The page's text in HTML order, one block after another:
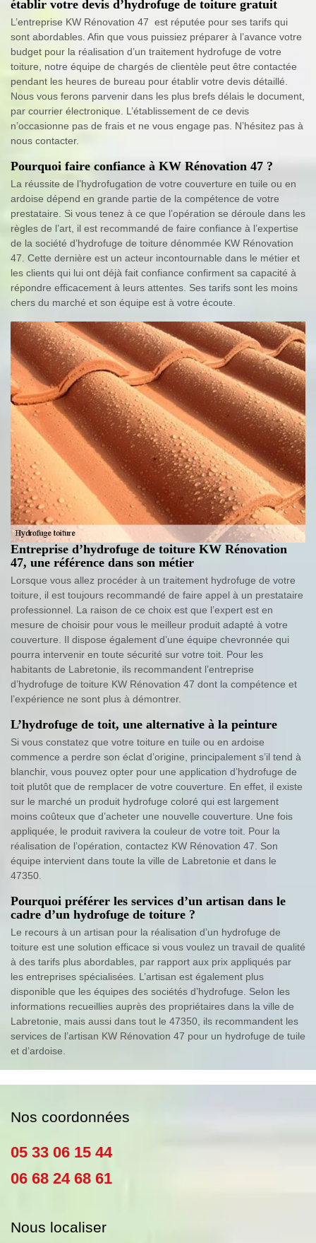
établir votre devis d’hydrofuge de toiture gratuit
L’entreprise KW Rénovation 47 est réputée pour ses tarifs qui
sont abordables. Afin que vous puissiez préparer à l’avance votre
budget pour la réalisation d’un traitement hydrofuge de votre
toiture, notre équipe de chargés de clientèle peut être contactée
pendant les heures de bureau pour établir votre devis détaillé.
Nous vous ferons parvenir dans les plus brefs délais le document,
par courrier électronique. L’établissement de ce devis
n’occasionne pas de frais et ne vous engage pas. N’hésitez pas à
nous contacter.
Pourquoi faire confiance à KW Rénovation 47 ?
La réussite de l’hydrofugation de votre couverture en tuile ou en
ardoise dépend en grande partie de la compétence de votre
prestataire. Si vous tenez à ce que l’opération se déroule dans les
règles de l’art, il est recommandé de faire confiance à l’expertise
de la société d’hydrofuge de toiture dénommée KW Rénovation
47. Cette dernière est un acteur incontournable dans le métier et
les clients qui lui ont déjà fait confiance confirment sa capacité à
répondre efficacement à leurs attentes. Ses tarifs sont les moins
chers du marché et son équipe est à votre écoute.
Entreprise d’hydrofuge de toiture KW Rénovation
47, une référence dans son métier
Lorsque vous allez procéder à un traitement hydrofuge de votre
toiture, il est toujours recommandé de faire appel à un prestataire
professionnel. La raison de ce choix est que l’expert est en
mesure de choisir pour vous le meilleur produit adapté à votre
couverture. Il dispose également d’une équipe chevronnée qui
pourra intervenir en toute sécurité sur votre toit. Pour les
habitants de Labretonie, ils recommandent l’entreprise
d’hydrofuge de toiture KW Rénovation 47 dont la compétence et
l’expérience ne sont plus à démontrer.
L’hydrofuge de toit, une alternative à la peinture
Si vous constatez que votre toiture en tuile ou en ardoise
commence a perdre son éclat d’origine, principalement s’il tend à
blanchir, vous pouvez opter pour une application d’hydrofuge de
toit plutôt que de remplacer de votre couverture. En effet, il existe
sur le marché un produit hydrofuge coloré qui est largement
moins coûteux que d’acheter une nouvelle couverture. Une fois
appliquée, le produit ravivera la couleur de votre toit. Pour la
réalisation de l’opération, contactez KW Rénovation 47. Son
équipe intervient dans toute la ville de Labretonie et dans le
47350.
Pourquoi préférer les services d’un artisan dans le
cadre d’un hydrofuge de toiture ?
Le recours à un artisan pour la réalisation d’un hydrofuge de
toiture est une solution efficace si vous voulez un travail de qualité
à des tarifs plus abordables, par rapport aux prix appliqués par
les entreprises spécialisées. L’artisan est également plus
disponible que les équipes des sociétés d’hydrofuge. Selon les
informations recueillies auprès des propriétaires dans la ville de
Labretonie, mais aussi dans tout le 47350, ils recommandent les
services de l’artisan KW Rénovation 47 pour un hydrofuge de tuile
et d’ardoise.
Nos coordonnées
05 33 06 15 44
06 68 24 68 61
Nous localiser